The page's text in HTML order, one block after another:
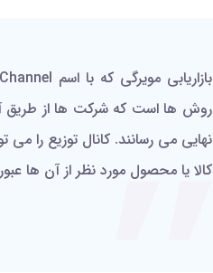
روش ها است که شرکت ها از طریق
نهایی می رسانند. کانال توزیع را
کالا یا محصول مورد نظر از آن ها